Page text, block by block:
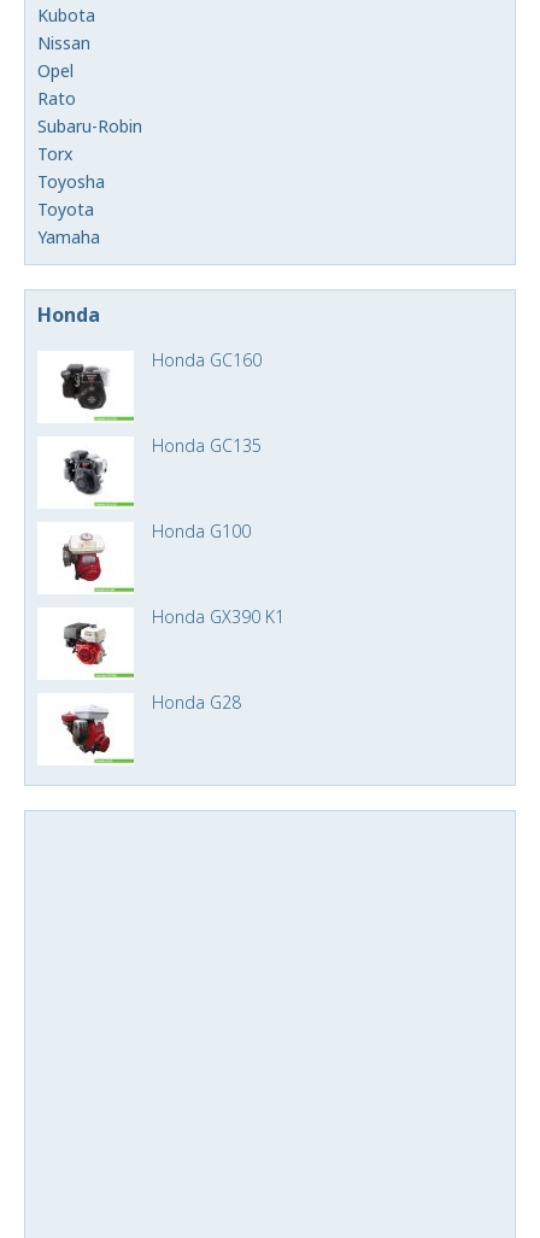
Kubota
Nissan
Opel
Rato
Subaru-Robin
Torx
Toyosha
Toyota
Yamaha
Honda
Honda GC160
Honda GC135
Honda G100
Honda GX390 K1
Honda G28